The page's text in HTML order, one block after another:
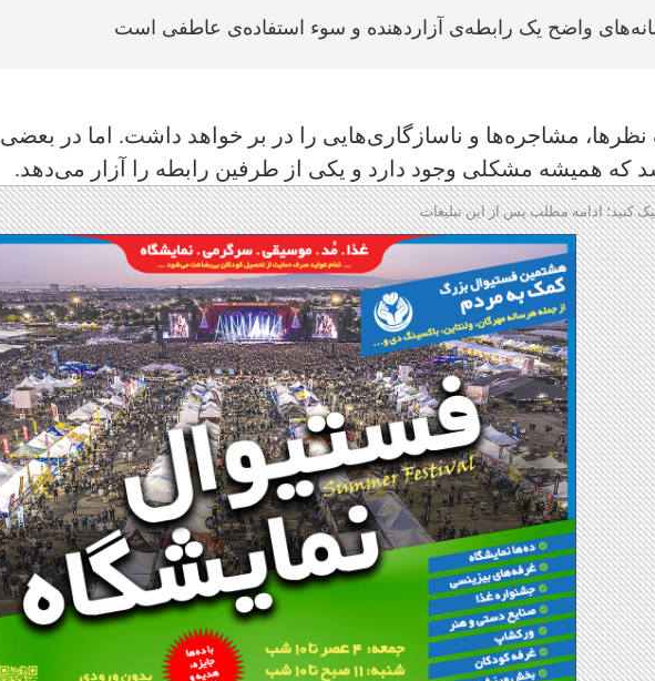
واضح یک رابطه‌ی آزار‌دهنده و سوء استفاده‌ی عاطفی است
مشاجره‌ها و ناسازگاری‌هایی را در بر خواهد داشت. اما در بعضی
که همیشه مشکلی وجود دارد و یکی از طرفین رابطه را آزار می‌دهد.
کنید؛ ادامه مطلب پس از این تبلیغات